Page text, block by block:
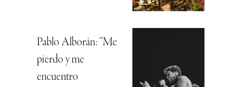
Pablo Alborán: “Me
pierdo y me
encuentro